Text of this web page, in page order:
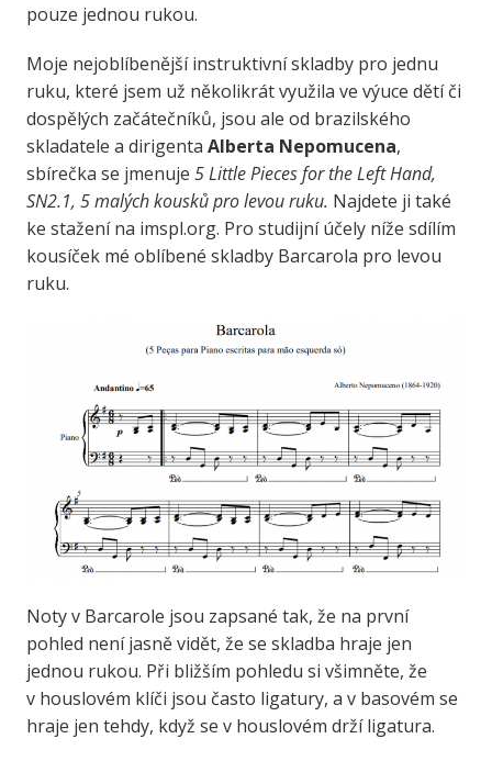
pouze jednou rukou.
Moje nejoblíbenější instruktivní skladby pro jednu
ruku, které jsem už několikrát využila ve výuce dětí či
dospělých začátečníků, jsou ale od brazilského
skladatele a dirigenta Alberta Nepomucena,
sbírečka se jmenuje 5 Little Pieces for the Left Hand,
SN2.1, 5 malých kousků pro levou ruku. Najdete ji také
ke stažení na imspl.org. Pro studijní účely níže sdílím
kousíček mé oblíbené skladby Barcarola pro levou
ruku.
Noty v Barcarole jsou zapsané tak, že na první
pohled není jasně vidět, že se skladba hraje jen
jednou rukou. Při bližším pohledu si všimněte, že
v houslovém klíči jsou často ligatury, a v basovém se
hraje jen tehdy, když se v houslovém drží ligatura.